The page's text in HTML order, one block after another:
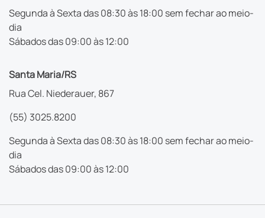
Segunda à Sexta das 08:30 às 18:00 sem fechar ao meio-
dia
Sábados das 09:00 às 12:00
Santa Maria/RS
Rua Cel. Niederauer, 867
(55) 3025.8200
Segunda à Sexta das 08:30 às 18:00 sem fechar ao meio-
dia
Sábados das 09:00 às 12:00